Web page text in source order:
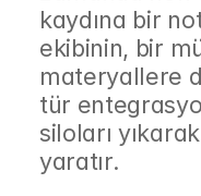
kaydına bir
ekibinin, bir
materyallere
tür
siloları
yaratır.